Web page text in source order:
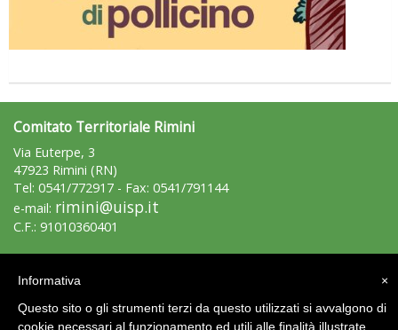
Comitato Territoriale Rimini
Via Euterpe, 3
47923 Rimini (RN)
Tel: 0541/772917 - Fax: 0541/791144
e-mail: rimini@uisp.it
C.F.: 91010360401
Area Riservata 2.0
×
Informativa
Questo sito o gli strumenti terzi da questo utilizzati si avvalgono di
cookie necessari al funzionamento ed utili alle finalità illustrate